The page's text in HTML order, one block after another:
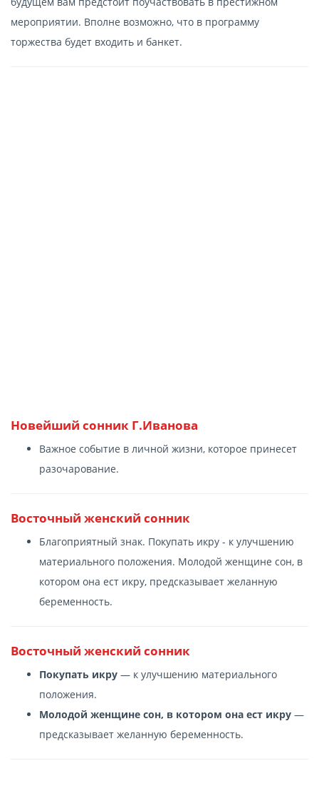
мероприятии. Вполне возможно, что в программу
торжества будет входить и банкет.
Новейший сонник Г.Иванова
Важное событие в личной жизни, которое принесет
разочарование.
Восточный женский сонник
Благоприятный знак. Покупать икру - к улучшению
материального положения. Молодой женщине сон, в
котором она ест икру, предсказывает желанную
беременность.
Восточный женский сонник
Покупать икру — к улучшению материального
положения.
Молодой женщине сон, в котором она ест икру —
предсказывает желанную беременность.